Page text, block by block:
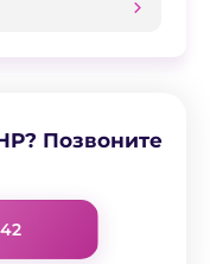
Позвоните